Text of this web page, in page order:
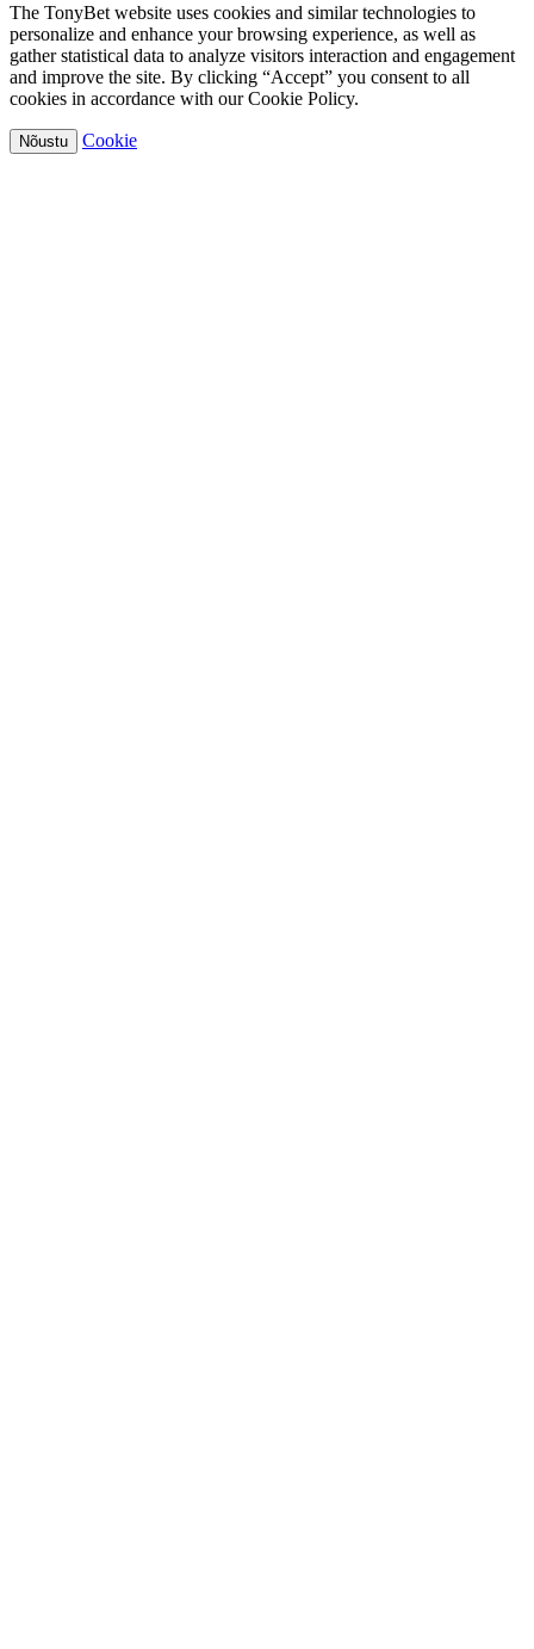
The TonyBet website uses cookies and similar technologies to
personalize and enhance your browsing experience, as well as
gather statistical data to analyze visitors interaction and engagement
and improve the site. By clicking “Accept” you consent to all
cookies in accordance with our Cookie Policy.
Nõustu Cookie